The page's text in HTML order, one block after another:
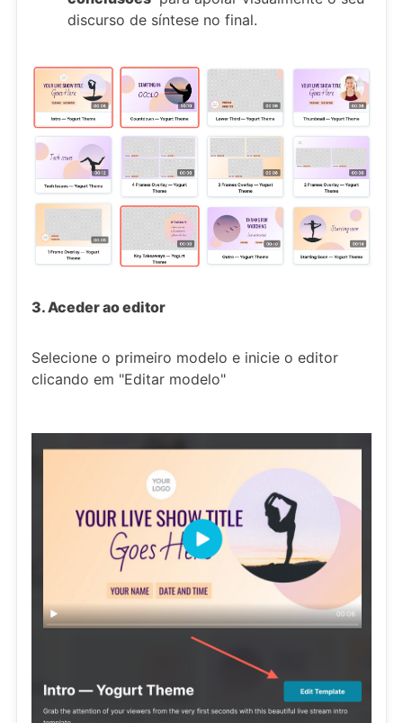
discurso de síntese no final.
3. Aceder ao editor
Selecione o primeiro modelo e inicie o editor
clicando em "Editar modelo"